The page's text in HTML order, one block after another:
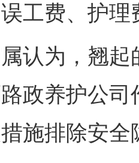
工费、护
为，翘起
政养护公
施排除安